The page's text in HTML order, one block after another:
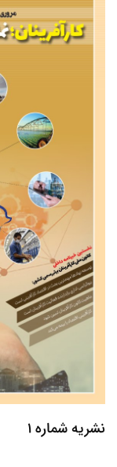
نشریه شماره 1